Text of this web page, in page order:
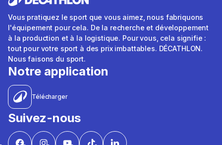
Vous pratiquez le sport que vous aimez, nous fabriquons
l'équipement pour cela. De la recherche et développement
à la production et à la logistique. Pour vous, cela signifie :
tout pour votre sport à des prix imbattables. DÉCATHLON.
Nous faisons du sport.
Notre application
Télécharger
Suivez-nous